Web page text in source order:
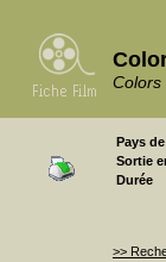
Colors
Pays
Sortie
Durée
>>